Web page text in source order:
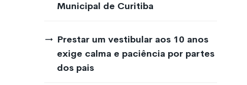
Municipal de Curitiba
Prestar um vestibular aos 10 anos
exige calma e paciência por partes
dos pais